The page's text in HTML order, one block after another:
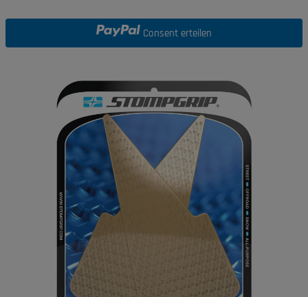
Consent erteilen